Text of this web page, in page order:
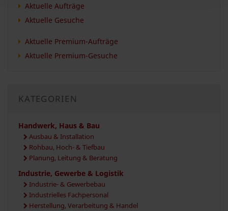
Aktuelle Aufträge
Aktuelle Gesuche
Aktuelle Premium-Aufträge
Aktuelle Premium-Gesuche
KATEGORIEN
Handwerk, Haus & Bau
Ausbau & Installation
Rohbau, Hoch- & Tiefbau
Planung, Leitung & Beratung
Industrie, Gewerbe & Logistik
Industrie- & Gewerbebau
Industrielles Fachpersonal
Herstellung, Verarbeitung & Handel